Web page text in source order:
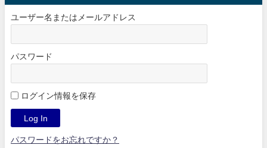
ユーザー名またはメールアドレス
パスワード
ログイン情報を保存
パスワードをお忘れですか？